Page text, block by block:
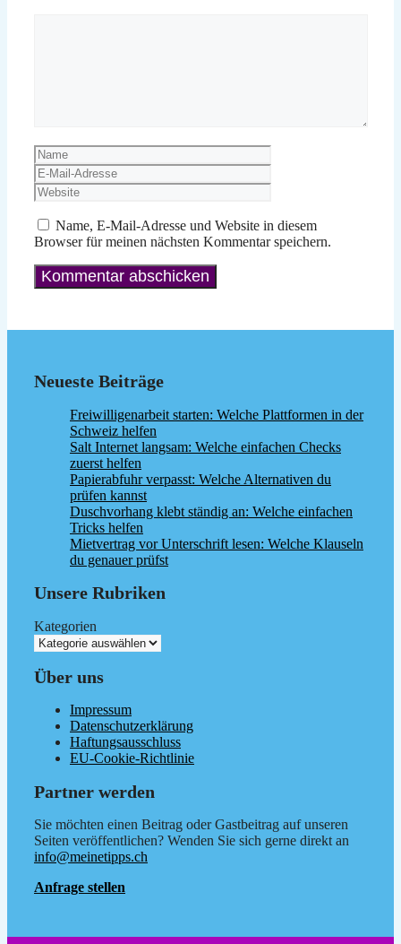
Name
Mail-
Adresse
Name, E-Mail-Adresse und Website in diesem
Browser für meinen nächsten Kommentar speichern.
Neueste Beiträge
Freiwilligenarbeit starten: Welche Plattformen in der
Schweiz helfen
Salt Internet langsam: Welche einfachen Checks
zuerst helfen
Papierabfuhr verpasst: Welche Alternativen du
prüfen kannst
Duschvorhang klebt ständig an: Welche einfachen
Tricks helfen
Mietvertrag vor Unterschrift lesen: Welche Klauseln
du genauer prüfst
Unsere Rubriken
Kategorien
Über uns
Impressum
Datenschutzerklärung
Haftungsausschluss
EU-Cookie-Richtlinie
Partner werden
Sie möchten einen Beitrag oder Gastbeitrag auf unseren
Seiten veröffentlichen? Wenden Sie sich gerne direkt an
info@meinetipps.ch
Anfrage stellen